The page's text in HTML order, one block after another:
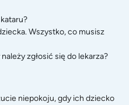
Wszystko, co musisz
zgłosić się do lekarza?
niepokoju, gdy ich dziecko